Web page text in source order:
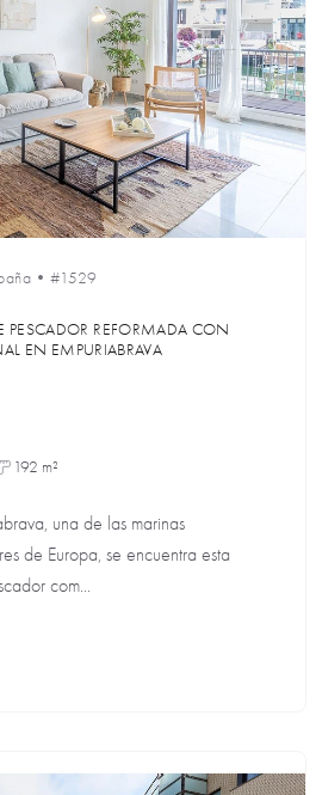
• #1529
PESCADOR REFORMADA CON
EN EMPURIABRAVA
192 m²
una de las marinas
de Europa, se encuentra esta
com...